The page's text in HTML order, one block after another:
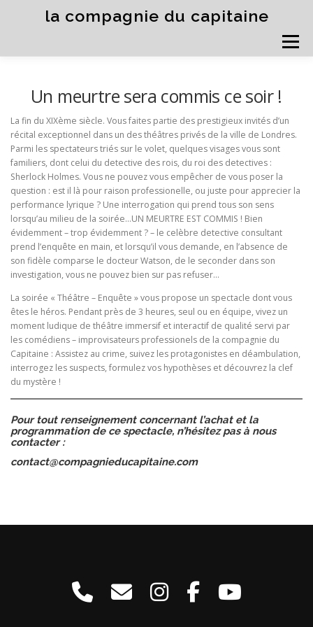
la compagnie du capitaine
Menu
COURS & STAGES COLLOQUE / SEMINAIRE
MURDER PARTY VISITES DÉCALÉES
Un meurtre sera commis ce soir !
La fin du XIXème siècle. Vous faites partie des prestigieux invités d’un
récital exceptionnel dans un des théâtres privés de la ville de Londres.
Parmi les spectateurs triés sur le volet, quelques visages vous sont
familiers, dont celui du detective des rois, du roi des detectives :
Sherlock Holmes. Vous ne pouvez vous empêcher de vous poser la
question : est il là pour raison professionelle, ou juste pour apprecier la
performance lyrique ? Une interrogation qui prend tous son sens
lorsqu’au milieu de la soirée…UN MEURTRE EST COMMIS ! Bien
évidemment – trop évidemment ? – le celèbre detective consultant
prend l’enquête en main, et lorsqu’il vous demande, en l’absence de
son fidèle comparse le docteur Watson, de le seconder dans son
investigation, vous ne pouvez bien sur pas refuser…
La soirée « Théâtre – Enquête » vous propose un spectacle dont vous
êtes le héros. Pendant près de 3 heures, seul ou en équipe, vivez un
moment ludique de théâtre immersif et interactif de qualité servi par
les comédiens – improvisateurs professionels de la compagnie du
Capitaine : Assistez au crime, suivez les protagonistes en déambulation,
interrogez les suspects, formulez vos hypothèses et découvrez la clef
du mystère !
Pour tout renseignement concernant l’achat et la
programmation de ce spectacle, n’hésitez pas à nous
contacter :
contact@compagnieducapitaine.com